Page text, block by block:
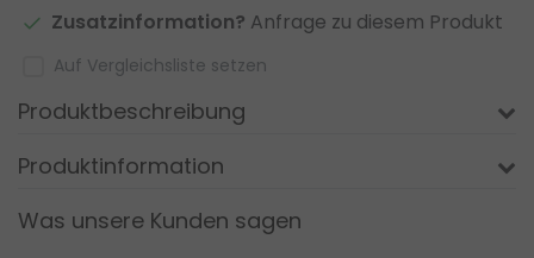
Zusatzinformation? Anfrage zu diesem Produkt
Auf Vergleichsliste setzen
Produktbeschreibung
Produktinformation
Was unsere Kunden sagen